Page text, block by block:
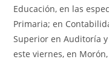
Educación, en las
Primaria; en
Superior en Auditoría
este viernes, en